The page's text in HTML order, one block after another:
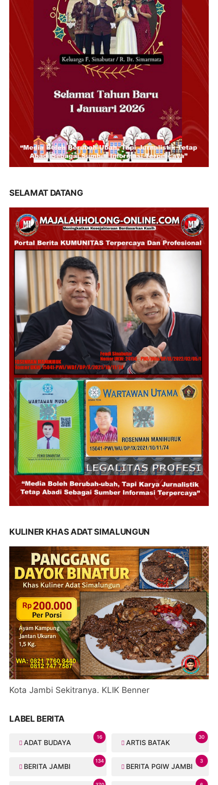
SELAMAT DATANG
KULINER KHAS ADAT SIMALUNGUN
Kota Jambi Sekitranya. KLIK Benner
LABEL BERITA
ADAT BUDAYA
16
ARTIS BATAK
30
BERITA JAMBI
134
BERITA PGIW JAMBI
3